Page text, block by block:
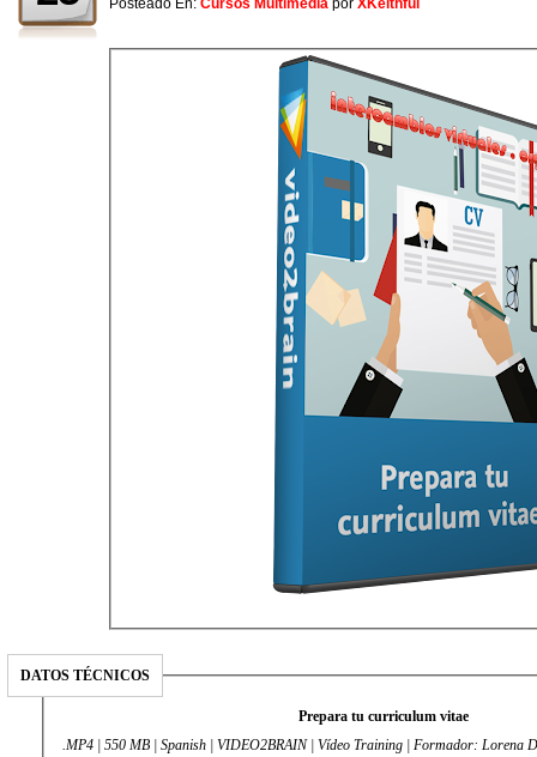
Posteado En: Cursos Multimedia por XKeithful
DATOS TÉCNICOS
Prepara tu curriculum vitae
.MP4 | 550 MB | Spanish | VIDEO2BRAIN | Vídeo Training | Formador: Lorena